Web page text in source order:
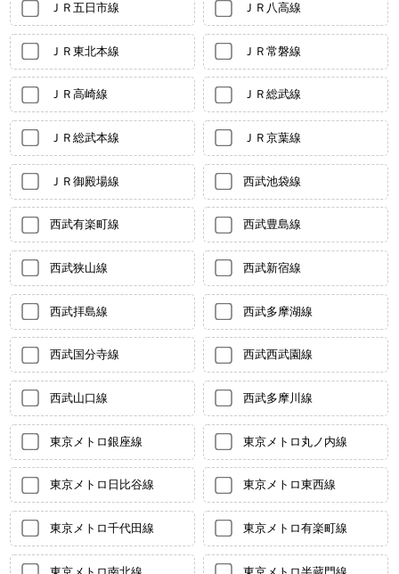
ＪＲ五日市線 ＪＲ八高線
ＪＲ東北本線 ＪＲ常磐線
ＪＲ高崎線 ＪＲ総武線
ＪＲ総武本線 ＪＲ京葉線
ＪＲ御殿場線 西武池袋線
西武有楽町線 西武豊島線
西武狭山線 西武新宿線
西武拝島線 西武多摩湖線
西武国分寺線 西武西武園線
西武山口線 西武多摩川線
東京メトロ銀座線 東京メトロ丸ノ内線
東京メトロ日比谷線 東京メトロ東西線
東京メトロ千代田線 東京メトロ有楽町線